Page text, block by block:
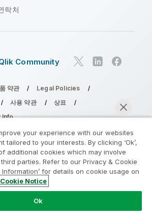
락처
Community
약관
Legal Policies
사용 약관
상표
Info
2026 QlikTech International AB. 무단 전재
그램에 참여
your experience with our websites
tailored to your interests. By clicking ‘Ok’,
additional cookies which may involve
parties. Refer to our Privacy & Cookie
for details on cookie usage on
Notice
Ok